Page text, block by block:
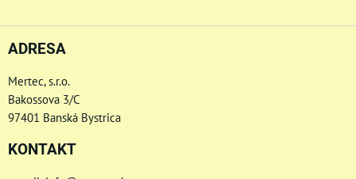
ADRESA
Mertec, s.r.o.
Bakossova 3/C
97401 Banská Bystrica
KONTAKT